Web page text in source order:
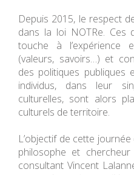
Depuis 2015, le respect
dans la loi NOTRe.
touche à l’expérience
(valeurs, savoirs…) et
des politiques publiques
individus, dans leur
culturelles, sont alors
culturels de territoire.
L’objectif de cette
philosophe et
consultant Vincent